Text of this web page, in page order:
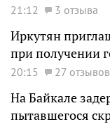
21:12 3 отзыва
Иркутян
при получении
20:15 27 отзывов
На Байкале
пытавшегося